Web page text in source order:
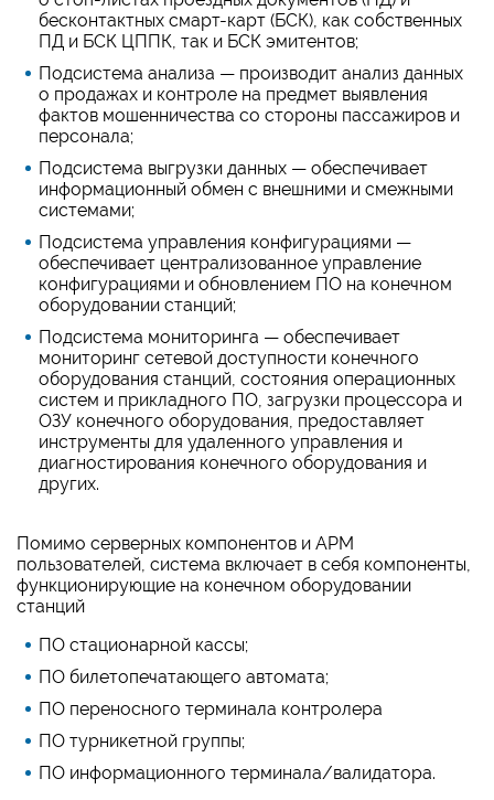
бесконтактных смарт-карт (БСК), как собственных
ПД и БСК ЦППК, так и БСК эмитентов;
Подсистема анализа — производит анализ данных
о продажах и контроле на предмет выявления
фактов мошенничества со стороны пассажиров и
персонала;
Подсистема выгрузки данных — обеспечивает
информационный обмен с внешними и смежными
системами;
Подсистема управления конфигурациями —
обеспечивает централизованное управление
конфигурациями и обновлением ПО на конечном
оборудовании станций;
Подсистема мониторинга — обеспечивает
мониторинг сетевой доступности конечного
оборудования станций, состояния операционных
систем и прикладного ПО, загрузки процессора и
ОЗУ конечного оборудования, предоставляет
инструменты для удаленного управления и
диагностирования конечного оборудования и
других.
Помимо серверных компонентов и АРМ
пользователей, система включает в себя компоненты,
функционирующие на конечном оборудовании
станций
ПО стационарной кассы;
ПО билетопечатающего автомата;
ПО переносного терминала контролера
ПО турникетной группы;
ПО информационного терминала/валидатора.